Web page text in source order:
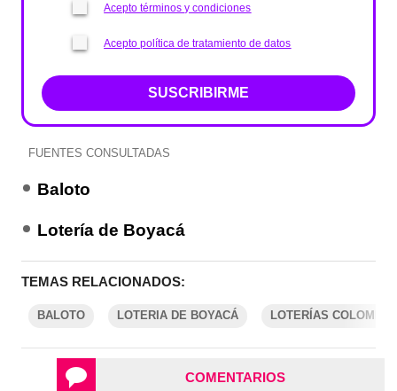
Acepto términos y condiciones
Acepto política de tratamiento de datos
SUSCRIBIRME
FUENTES CONSULTADAS
Baloto
Lotería de Boyacá
TEMAS RELACIONADOS:
BALOTO LOTERIA DE BOYACÁ LOTERÍAS COLOMBIA
COMENTARIOS